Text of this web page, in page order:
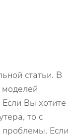
статьи. В
моделей
Вы хотите
то с
проблемы. Если